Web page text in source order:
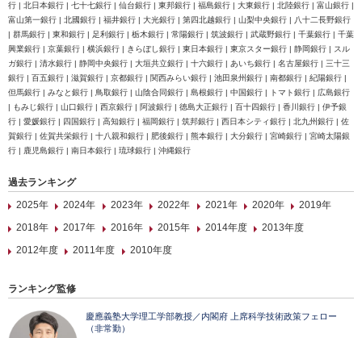
行 | 北日本銀行 | 七十七銀行 | 仙台銀行 | 東邦銀行 | 福島銀行 | 大東銀行 | 北陸銀行 | 富山銀行 |
富山第一銀行 | 北國銀行 | 福井銀行 | 大光銀行 | 第四北越銀行 | 山梨中央銀行 | 八十二長野銀行
| 群馬銀行 | 東和銀行 | 足利銀行 | 栃木銀行 | 常陽銀行 | 筑波銀行 | 武蔵野銀行 | 千葉銀行 | 千葉
興業銀行 | 京葉銀行 | 横浜銀行 | きらぼし銀行 | 東日本銀行 | 東京スター銀行 | 静岡銀行 | スル
ガ銀行 | 清水銀行 | 静岡中央銀行 | 大垣共立銀行 | 十六銀行 | あいち銀行 | 名古屋銀行 | 三十三
銀行 | 百五銀行 | 滋賀銀行 | 京都銀行 | 関西みらい銀行 | 池田泉州銀行 | 南都銀行 | 紀陽銀行 |
但馬銀行 | みなと銀行 | 鳥取銀行 | 山陰合同銀行 | 島根銀行 | 中国銀行 | トマト銀行 | 広島銀行
| もみじ銀行 | 山口銀行 | 西京銀行 | 阿波銀行 | 徳島大正銀行 | 百十四銀行 | 香川銀行 | 伊予銀
行 | 愛媛銀行 | 四国銀行 | 高知銀行 | 福岡銀行 | 筑邦銀行 | 西日本シティ銀行 | 北九州銀行 | 佐
賀銀行 | 佐賀共栄銀行 | 十八親和銀行 | 肥後銀行 | 熊本銀行 | 大分銀行 | 宮崎銀行 | 宮崎太陽銀
行 | 鹿児島銀行 | 南日本銀行 | 琉球銀行 | 沖縄銀行
過去ランキング
2025年
2024年 2023年 2022年 2021年 2020年
2019年
2018年
2017年 2016年 2015年 2014年度
2013年度
2012年度
2011年度 2010年度
ランキング監修
慶應義塾大学理工学部教授／内閣府 上席科学技術政策フェロー
（非常勤）